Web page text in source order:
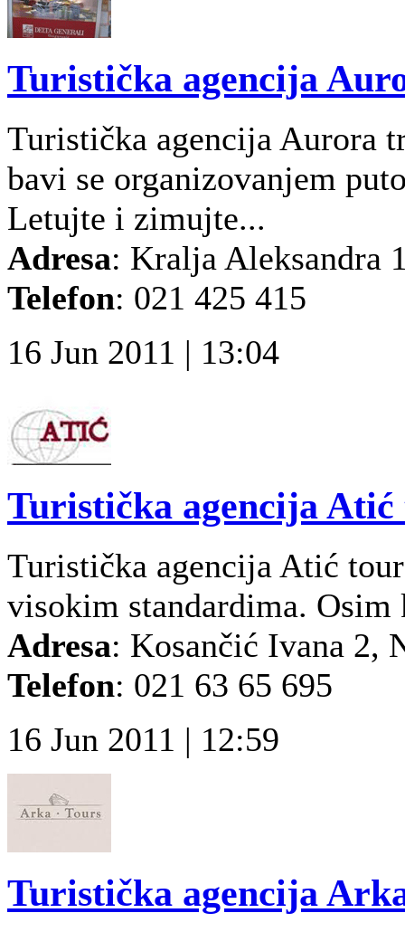
Turistička agencija
Turistička agencija Aurora
bavi se organizovanjem
Letujte i zimujte...
Adresa: Kralja Aleksandra
Telefon: 021 425 415
16 Jun 2011 | 13:04
Turistička agencija Atić
Turistička agencija Atić
visokim standardima. Osim
Adresa: Kosančić Ivana 2,
Telefon: 021 63 65 695
16 Jun 2011 | 12:59
Turistička agencija